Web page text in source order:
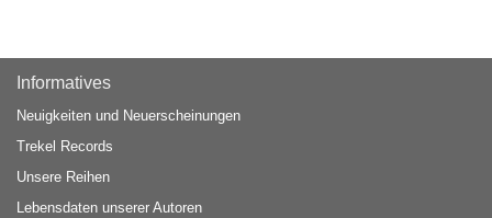
Informatives
Neuigkeiten und Neuerscheinungen
Trekel Records
Unsere Reihen
Lebensdaten unserer Autoren